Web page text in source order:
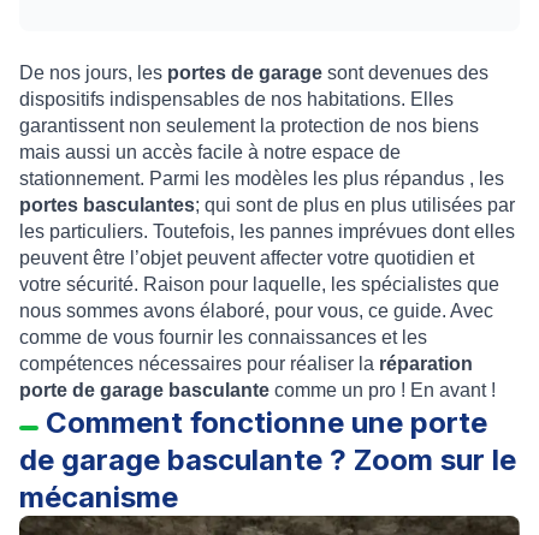
De nos jours, les portes de garage sont devenues des
dispositifs indispensables de nos habitations. Elles
garantissent non seulement la protection de nos biens
mais aussi un accès facile à notre espace de
stationnement. Parmi les modèles les plus répandus , les
portes basculantes; qui sont de plus en plus utilisées par
les particuliers. Toutefois, les pannes imprévues dont elles
peuvent être l’objet peuvent affecter votre quotidien et
votre sécurité. Raison pour laquelle, les spécialistes que
nous sommes avons élaboré, pour vous, ce guide. Avec
comme de vous fournir les connaissances et les
compétences nécessaires pour réaliser la réparation
porte de garage basculante comme un pro ! En avant !
Comment fonctionne une porte
de garage basculante ? Zoom sur le
mécanisme